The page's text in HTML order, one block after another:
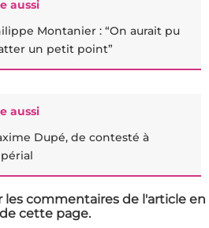
aussi
Montanier : “On aurait pu
un petit point”
aussi
Dupé, de contesté à
les commentaires de l'article en
cette page.